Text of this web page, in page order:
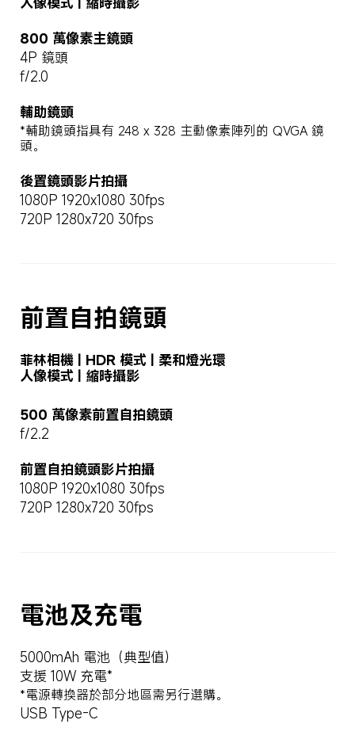
800 萬像素主鏡頭
4P 鏡頭
f/2.0
輔助鏡頭
*輔助鏡頭指具有 248 x 328 主動像素陣列的 QVGA 鏡
頭。
後置鏡頭影片拍攝
1080P 1920x1080 30fps
720P 1280x720 30fps
前置自拍鏡頭
菲林相機 | HDR 模式 | 柔和燈光環
人像模式 | 縮時攝影
500 萬像素前置自拍鏡頭
f/2.2
前置自拍鏡頭影片拍攝
1080P 1920x1080 30fps
720P 1280x720 30fps
電池及充電
5000mAh 電池（典型值）
支援 10W 充電*
*電源轉換器於部分地區需另行選購。
USB Type-C